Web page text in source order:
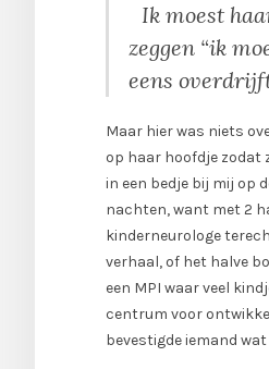
Ik moest
zeggen “ik
eens
Maar hier was niets
op haar hoofdje zodat
in een bedje bij mij op
nachten, want met 2
kinderneurologe
verhaal, of het halve
een MPI waar veel
centrum voor
bevestigde iemand